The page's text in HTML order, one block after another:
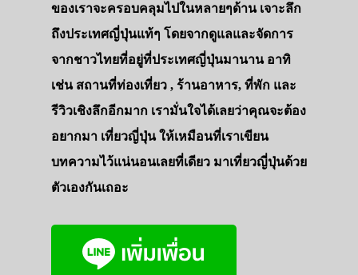
ของเราจะครอบคลุมไปในหลายๆด้าน เจาะลึก
ถึงประเทศญี่ปุ่นแท้ๆ โดยจากดูแลและจัดการ
จากชาวไทยที่อยู่ที่ประเทศญี่ปุ่นมานาน อาทิ
เช่น สถานที่ท่องเที่ยว , ร้านอาหาร, ที่พัก และ
รีวิวเชิงลึกอีกมาก เรามั่นใจได้เลยว่าคุณจะต้อง
อยากมา เที่ยวญี่ปุ่น ให้เหมือนที่เราเขียน
บทความไว้แน่นอนเลยที่เดียว มาเที่ยวญี่ปุ่นด้วย
ตัวเองกันเถอะ